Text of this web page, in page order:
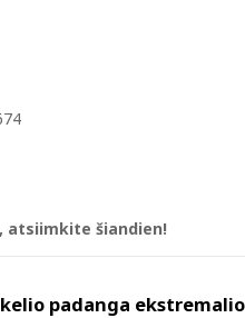
atsiimkite šiandien!
padanga